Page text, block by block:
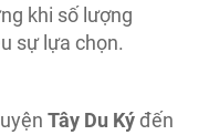
khi số lượng
sự lựa chọn.
Tây Du Ký đến